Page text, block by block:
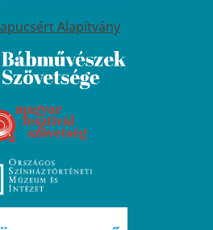
Alapítvány